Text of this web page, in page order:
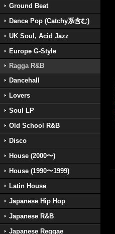
Ground Beat
Dance Pop (Catchy系含む)
UK Soul, Acid Jazz
Europe G-Style
Ragga R&B
Dancehall
Lovers
Soul LP
Old School R&B
Disco
House (2000〜)
House (1990〜1999)
Latin House
Japanese Hip Hop
Japanese R&B
Japanese Reggae